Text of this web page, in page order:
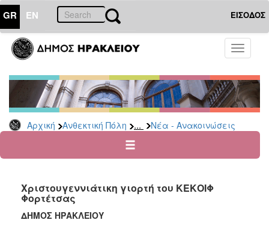
GR EN ΕΙΣΟΔΟΣ
Toggle
Αρχική Ανθεκτική Πόλη ... Νέα - Ανακοινώσεις
ΑΝΘΕΚΤΙΚΗ
ΠΟΛΗ
Κοινωνική
Πολιτική
Νέα
Ανακοινώσεις
για
Οικονομική
Αδυναμία
Χριστουγεννιάτικη γιορτή του ΚΕΚΟΙΦ
Φορτέτσας
ΔΗΜΟΣ ΗΡΑΚΛΕΙΟΥ